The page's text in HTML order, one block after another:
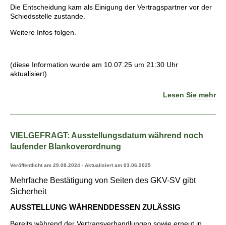
Die Entscheidung kam als Einigung der Vertragspartner vor der
Schiedsstelle zustande.
Weitere Infos folgen.
(diese Information wurde am 10.07.25 um 21:30 Uhr
aktualisiert)
Lesen Sie mehr
VIELGEFRAGT: Ausstellungsdatum während noch
laufender Blankoverordnung
Veröffentlicht am 29.08.2024 - Aktualisiert am 03.06.2025
Mehrfache Bestätigung von Seiten des GKV-SV gibt
Sicherheit
AUSSTELLUNG WÄHRENDDESSEN ZULÄSSIG